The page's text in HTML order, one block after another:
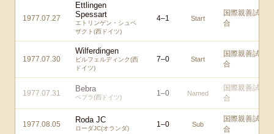
1977.07.27
Ettlingen
Spessart
エトリンゲン・シュペ
ザクト(西ドイツ)
4–1 Start
国際親善試
合
1977.07.30
Wilferdingen
ビルフェルディンク(西
ドイツ)
7–0 Start
国際親善試
合
1977.07.31 Bebra
ベブラ(西ドイツ) 1–0 Named
国際親善試
合
1977.08.05 Roda JC
ローダJC(オランダ) 1–0 Sub
国際親善試
合